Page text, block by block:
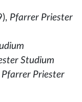
Pfarrer Priester
Studium
Pfarrer Priester